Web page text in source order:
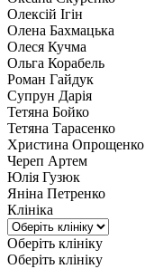
Олексій Ігін
Олена Бахмацька
Олеся Кучма
Ольга Корабель
Роман Гайдук
Супрун Дарія
Тетяна Бойко
Тетяна Тарасенко
Христина Опрощенко
Череп Артем
Юлія Гузюк
Яніна Петренко
Клініка
Оберіть клініку
Оберіть клініку